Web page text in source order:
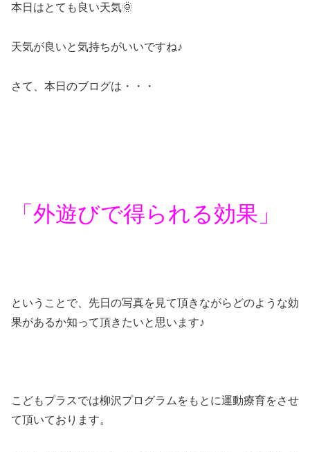
本日はとても良い天気🌞
天気が良いと気持ちがいいですね♪
さて、本日のブログは・・・
「外遊びで得られる効果」
ということで、先日の写真を見て頂きながらどのような効
果があるか知って頂きたいと思います♪
こどもプラスでは柳沢プログラムをもとに運動療育をさせ
て頂いております。